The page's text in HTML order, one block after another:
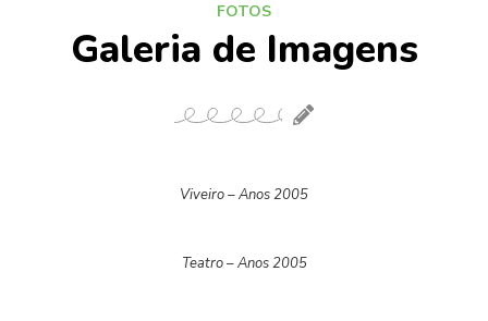
FOTOS
Galeria de Imagens
Viveiro – Anos 2005
Teatro – Anos 2005